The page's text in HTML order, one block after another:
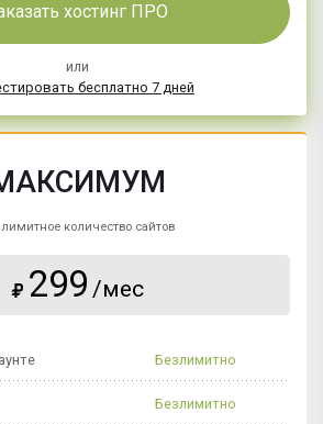
хостинг ПРО
или
бесплатно 7 дней
количество сайтов
₽ 299 /мес
Безлимитно
Безлимитно